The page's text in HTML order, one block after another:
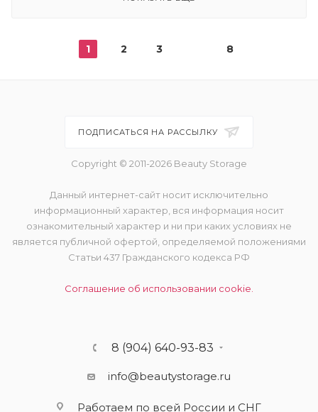
1 2 3 8
ПОДПИСАТЬСЯ НА РАССЫЛКУ
Copyright © 2011-2026 Beauty Storage
Данный интернет-сайт носит исключительно
информационный характер, вся информация носит
ознакомительный характер и ни при каких условиях не
является публичной офертой, определяемой положениями
Статьи 437 Гражданского кодекса РФ
Соглашение об использовании cookie.
8 (904) 640-93-83
info@beautystorage.ru
Работаем по всей России и СНГ